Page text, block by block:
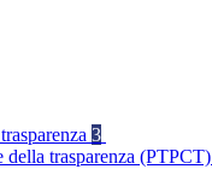
3
della trasparenza (PTPCT)